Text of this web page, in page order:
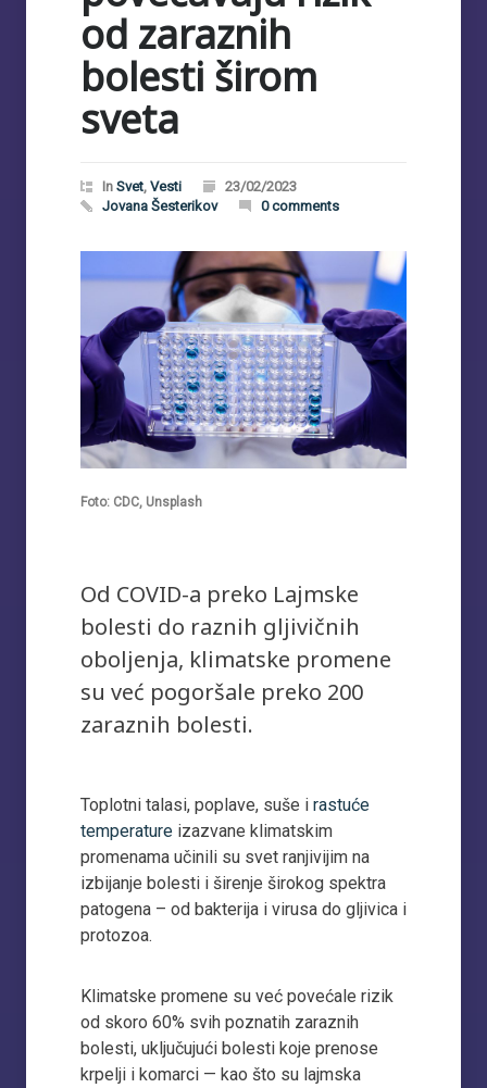
od zaraznih
bolesti širom
sveta
In Svet, Vesti
23/02/2023
Jovana Šesterikov
0 comments
Foto: CDC, Unsplash
Od COVID-a preko Lajmske
bolesti do raznih gljivičnih
oboljenja, klimatske promene
su već pogoršale preko 200
zaraznih bolesti.
Toplotni talasi, poplave, suše i rastuće
temperature izazvane klimatskim
promenama učinili su svet ranjivijim na
izbijanje bolesti i širenje širokog spektra
patogena – od bakterija i virusa do gljivica i
protozoa.
Klimatske promene su već povećale rizik
od skoro 60% svih poznatih zaraznih
bolesti, uključujući bolesti koje prenose
krpelji i komarci — kao što su lajmska